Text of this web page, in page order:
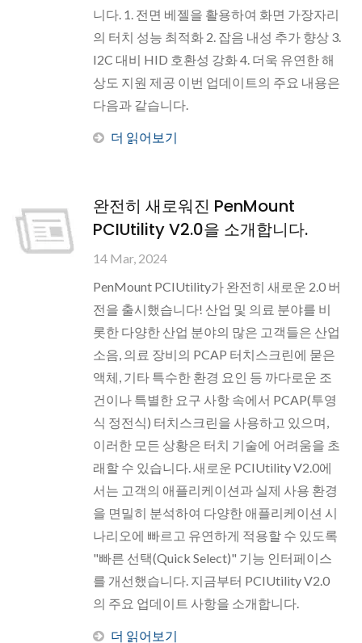
니다. 1. 전면 베젤을 활용하여 화면 가장자리
의 터치 성능 최적화 2. 잡음 내성 추가 향상 3.
I2C 대비 HID 호환성 강화 4. 더욱 유연한 해
상도 지원 제공 이번 업데이트의 주요 내용은
다음과 같습니다.
더 읽어보기
완전히 새로워진 PenMount
PCIUtility V2.0을 소개합니다.
14 Mar, 2024
PenMount PCIUtility가 완전히 새로운 2.0 버
전을 출시했습니다! 산업 및 의료 분야를 비
롯한 다양한 산업 분야의 많은 고객들은 산업
소음, 의료 장비의 PCAP 터치스크린에 묻은
액체, 기타 특수한 환경 요인 등 까다로운 조
건이나 특별한 요구 사항 속에서 PCAP(투영
식 정전식) 터치스크린을 사용하고 있으며,
이러한 모든 상황은 터치 기술에 어려움을 초
래할 수 있습니다. 새로운 PCIUtility V2.0에
서는 고객의 애플리케이션과 실제 사용 환경
을 면밀히 분석하여 다양한 애플리케이션 시
나리오에 빠르고 유연하게 적용할 수 있도록
"빠른 선택(Quick Select)" 기능 인터페이스
를 개선했습니다. 지금부터 PCIUtility V2.0
의 주요 업데이트 사항을 소개합니다.
더 읽어보기